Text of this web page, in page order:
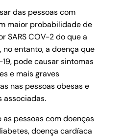
das pessoas com
maior probabilidade de
SARS COV-2 do que a
no entanto, a doença que
pode causar sintomas
e mais graves
nas pessoas obesas e
associadas.
as pessoas com doenças
doença cardíaca